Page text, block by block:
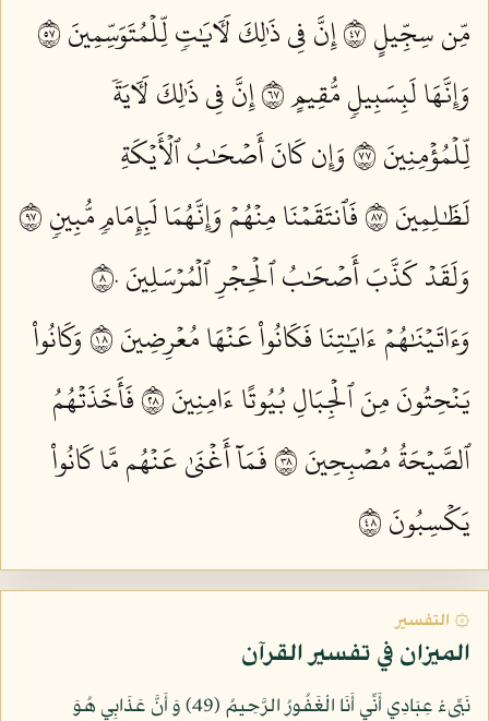
مِّن سِجِّيلٍ ٧٤
إِنَّ فِي ذَٰلِكَ لَأٓيَٰتٖ لِّلۡمُتَوَسِّمِينَ ٧٥
وَإِنَّهَا لَبِسَبِيلٖ مُّقِيمٍ ٧٦
إِنَّ فِي ذَٰلِكَ لَأٓيَةٗ
لِّلۡمُؤۡمِنِينَ ٧٧
وَإِن كَانَ أَصۡحَٰبُ ٱلۡأَيۡكَةِ
لَظَٰلِمِينَ ٧٨
فَٱنتَقَمۡنَا مِنۡهُمۡ وَإِنَّهُمَا لَبِإِمَامٖ مُّبِينٖ ٧٩
وَلَقَدۡ كَذَّبَ أَصۡحَٰبُ ٱلۡحِجۡرِ ٱلۡمُرۡسَلِينَ ٨٠
وَءَاتَيۡنَٰهُمۡ ءَايَٰتِنَا فَكَانُواْ عَنۡهَا مُعۡرِضِينَ ٨١
وَكَانُواْ
يَنۡحِتُونَ مِنَ ٱلۡجِبَالِ بُيُوتًا ءَامِنِينَ ٨٢
فَأَخَذَتۡهُمُ
ٱلصَّيۡحَةُ مُصۡبِحِينَ ٨٣
فَمَآ أَغۡنَىٰ عَنۡهُم مَّا كَانُواْ
يَكۡسِبُونَ ٨٤
۞ التفسير
الميزان في تفسير القرآن
نَبِّىءْ عِبَادِي أَنِّي أَنَا الْغَفُورُ الرَّحِيمُ (49) وَ أَنَّ عَذَابِي هُوَ